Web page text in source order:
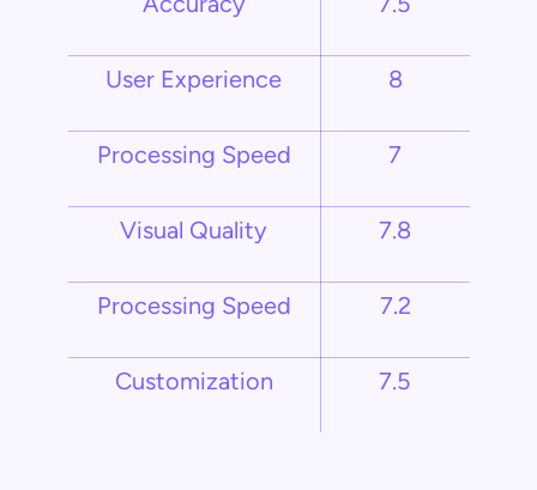
User Experience 8
Processing Speed 7
Visual Quality 7.8
Processing Speed 7.2
Customization 7.5